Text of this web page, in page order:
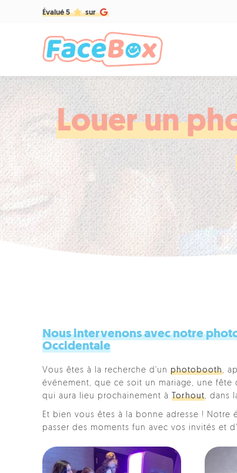
Évalué 5 sur
Louer un
Nous intervenons avec notre
Occidentale
Vous êtes à la recherche d'un photobooth,
événement, que ce soit un mariage, une
qui aura lieu prochainement à Torhout, dans
Et bien vous êtes à la bonne adresse !
passer des moments fun avec vos invités et